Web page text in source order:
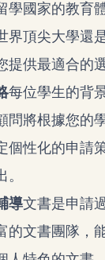
學國家的教育
界頂尖大學還
提供最適合的
每位學生的背
問將根據您的
個性化的申請
導文書是申請
的文書團隊，